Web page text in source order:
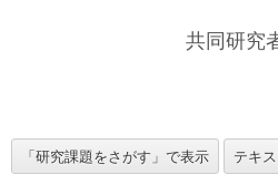
共同研究